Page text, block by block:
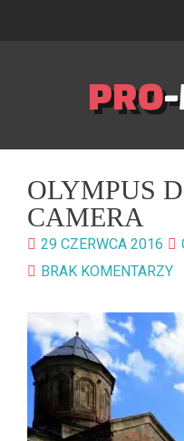
PRO
OLYMPUS
CAMERA
29 CZERWCA 2016
BRAK KOMENTARZY